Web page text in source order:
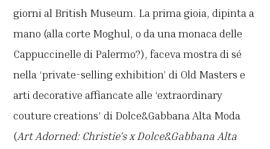
giorni al British Museum. La prima gioia, dipinta a
mano (alla corte Moghul, o da una monaca delle
Cappuccinelle di Palermo?), faceva mostra di sé
nella ‘private-selling exhibition’ di Old Masters e
arti decorative affiancate alle ‘extraordinary
couture creations’ di Dolce&Gabbana Alta Moda
(Art Adorned: Christie’s x Dolce&Gabbana Alta